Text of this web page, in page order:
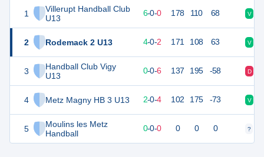
1
Villerupt Handball Club
U13
2 Rodemack 2 U13
3
Handball Club Vigy
U13
4 Metz Magny HB 3 U13
5
Moulins les Metz
Handball
21 6 6-0-0 178 110 68 V
21 4-0-2 171 108 63 V
13 0-0-6 137 195 -58 D
12 6 2-0-4 102 175 -73 V
3 0-0-0 0 0 0 ?